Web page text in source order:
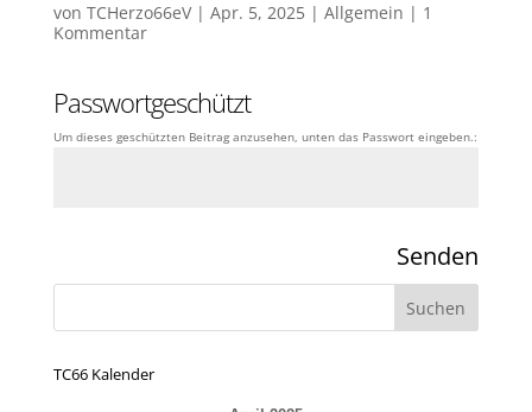
von TCHerzo66eV| Apr. 5, 2025| Allgemein | 1
Kommentar
Passwortgeschützt
Um dieses geschützten Beitrag anzusehen, unten das Passwort eingeben.:
Senden
TC66 Kalender